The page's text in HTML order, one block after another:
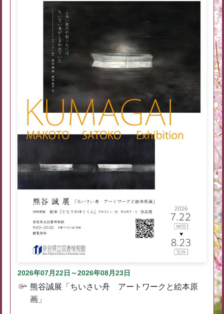
2026年07月22日～2026年08月23日
熊谷誠展「ちいさい舟 アートワークと絵本原
画」